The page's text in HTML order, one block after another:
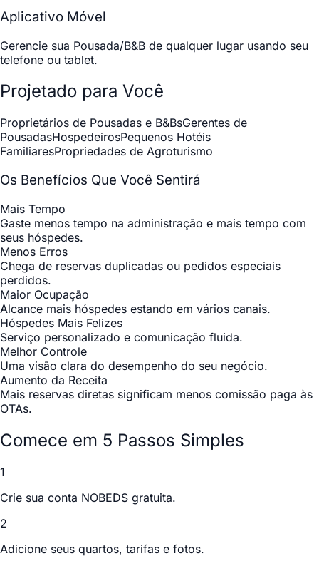
Aplicativo Móvel
Gerencie sua Pousada/B&B de qualquer lugar usando seu
telefone ou tablet.
Projetado para Você
Proprietários de Pousadas e B&BsGerentes de
PousadasHospedeirosPequenos Hotéis
FamiliaresPropriedades de Agroturismo
Os Benefícios Que Você Sentirá
Mais Tempo
Gaste menos tempo na administração e mais tempo com
seus hóspedes.
Menos Erros
Chega de reservas duplicadas ou pedidos especiais
perdidos.
Maior Ocupação
Alcance mais hóspedes estando em vários canais.
Hóspedes Mais Felizes
Serviço personalizado e comunicação fluida.
Melhor Controle
Uma visão clara do desempenho do seu negócio.
Aumento da Receita
Mais reservas diretas significam menos comissão paga às
OTAs.
Comece em 5 Passos Simples
1
Crie sua conta NOBEDS gratuita.
2
Adicione seus quartos, tarifas e fotos.